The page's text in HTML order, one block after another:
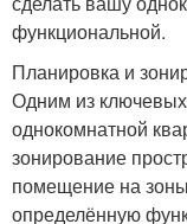
функциональной.
Планировка и
Одним из
однокомнатной
зонирование
помещение на
определённую